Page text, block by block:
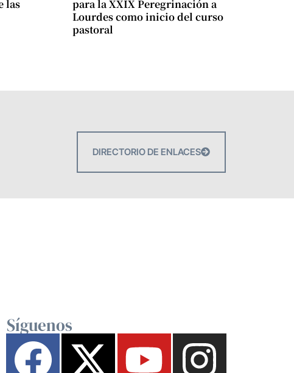
las
para la XXIX Peregrinación a
Lourdes como inicio del curso
pastoral
DIRECTORIO DE ENLACES
Síguenos